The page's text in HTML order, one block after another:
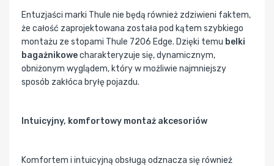
Entuzjaści marki Thule nie będą również zdziwieni faktem,
że całość zaprojektowana została pod kątem szybkiego
montażu ze stopami Thule 7206 Edge. Dzięki temu belki
bagażnikowecharakteryzuje się, dynamicznym,
obniżonym wyglądem, który w możliwie najmniejszy
sposób zakłóca bryłę pojazdu.
Intuicyjny, komfortowy montaż akcesoriów
Komfortem i intuicyjną obsługą odznacza się również